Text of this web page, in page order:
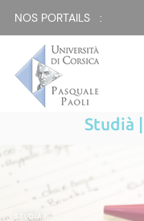
NOS PORTAILS :
Studià |
STUDIÀ